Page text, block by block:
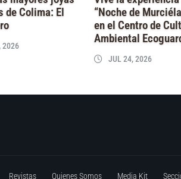
de Colima: El
2026
“Noche de
en el Centro de
Ambiental
JUL 24, 2026
Revistas Quienes Somos Media Kit